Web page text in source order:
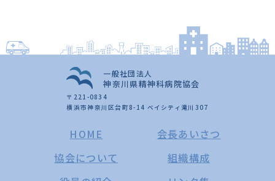
一般社団法人
神奈川県精神科病院協会
〒221-0834
横浜市神奈川区台町8-14 ベイシティ滝川307
HOME
会長あいさつ
協会について
組織構成